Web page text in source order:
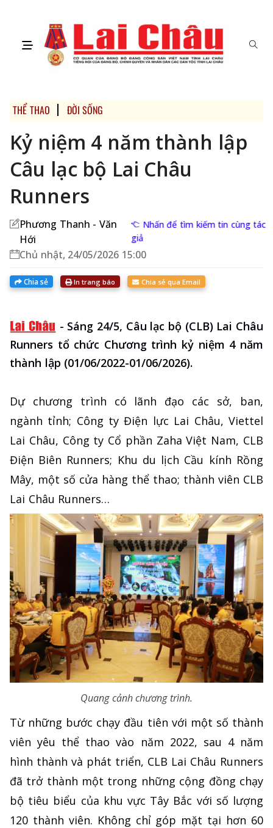
THỂ THAO ĐỜI SỐNG
Kỷ niệm 4 năm thành lập
Câu lạc bộ Lai Châu
Runners
Phương Thanh - Văn
Hới
Nhấn để tìm kiếm tin cùng tác
giả
Chủ nhật, 24/05/2026 15:00
Chia sẻ In trang báo Chia sẻ qua Email
- Sáng 24/5, Câu lạc bộ (CLB) Lai Châu
Runners tổ chức Chương trình kỷ niệm 4 năm
thành lập (01/06/2022-01/06/2026).
Dự chương trình có lãnh đạo các sở, ban,
ngành tỉnh; Công ty Điện lực Lai Châu, Viettel
Lai Châu, Công ty Cổ phần Zaha Việt Nam, CLB
Điện Biên Runners; Khu du lịch Cầu kính Rồng
Mây, một số cửa hàng thể thao; thành viên CLB
Lai Châu Runners…
Quang cảnh chương trình.
Từ những bước chạy đầu tiên với một số thành
viên yêu thể thao vào năm 2022, sau 4 năm
hình thành và phát triển, CLB Lai Châu Runners
đã trở thành một trong những cộng đồng chạy
bộ tiêu biểu của khu vực Tây Bắc với số lượng
120 thành viên. Không chỉ góp mặt tại hơn 60